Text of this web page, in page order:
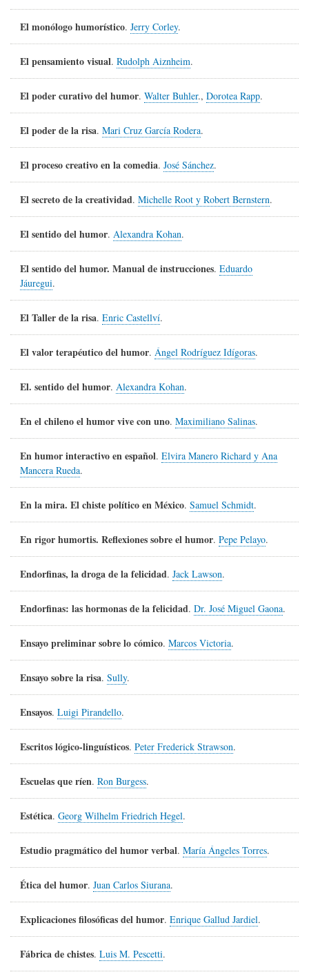
El monólogo humorístico. Jerry Corley.
El pensamiento visual. Rudolph Aiznheim.
El poder curativo del humor. Walter Buhler., Dorotea Rapp.
El poder de la risa. Mari Cruz García Rodera.
El proceso creativo en la comedia. José Sánchez.
El secreto de la creatividad. Michelle Root y Robert Bernstern.
El sentido del humor. Alexandra Kohan.
El sentido del humor. Manual de instrucciones. Eduardo
Jáuregui.
El Taller de la risa. Enric Castellví.
El valor terapéutico del humor. Ángel Rodríguez Idígoras.
El. sentido del humor. Alexandra Kohan.
En el chileno el humor vive con uno. Maximiliano Salinas.
En humor interactivo en español. Elvira Manero Richard y Ana
Mancera Rueda.
En la mira. El chiste político en México. Samuel Schmidt.
En rigor humortis. Reflexiones sobre el humor. Pepe Pelayo.
Endorfinas, la droga de la felicidad. Jack Lawson.
Endorfinas: las hormonas de la felicidad. Dr. José Miguel Gaona.
Ensayo preliminar sobre lo cómico. Marcos Victoria.
Ensayo sobre la risa. Sully.
Ensayos. Luigi Pirandello.
Escritos lógico-linguísticos. Peter Frederick Strawson.
Escuelas que ríen. Ron Burgess.
Estética. Georg Wilhelm Friedrich Hegel.
Estudio pragmático del humor verbal. María Ángeles Torres.
Ética del humor. Juan Carlos Siurana.
Explicaciones filosóficas del humor. Enrique Gallud Jardiel.
Fábrica de chistes. Luis M. Pescetti.